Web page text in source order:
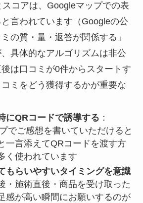
コアは、Googleマップでの表
言われています（Googleの公
の質・量・返答が関係する」
具体的なアルゴリズムは非公
は口コミが0件からスタートす
ミをどう獲得するかが重要な
にQRコードで誘導する ：
でご感想を書いていただけると
一言添えてQRコードを渡す方
く使われています
もらいやすいタイミングを意識
・施術直後・商品を受け取った
感が高い瞬間にお願いするのが